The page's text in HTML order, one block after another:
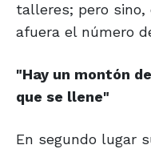
talleres; pero sino,
afuera el número
"Hay un montón
que se llene"
En segundo lugar